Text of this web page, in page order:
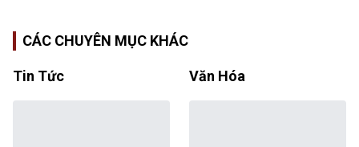
CÁC CHUYÊN MỤC KHÁC
Tin Tức Văn Hóa